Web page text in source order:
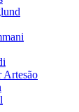
Artesão